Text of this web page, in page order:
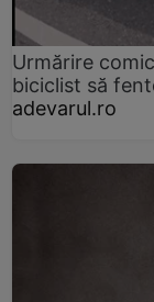
Urmărire
biciclist să
adevarul.ro